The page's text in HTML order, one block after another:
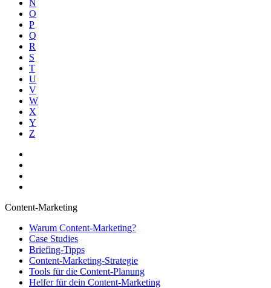
N
O
P
Q
R
S
T
U
V
W
X
Y
Z
Content-Marketing
Warum Content-Marketing?
Case Studies
Briefing-Tipps
Content-Marketing-Strategie
Tools für die Content-Planung
Helfer für dein Content-Marketing